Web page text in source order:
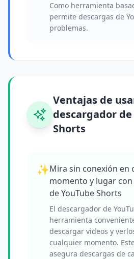
Como herramienta
permite descargas de
problemas.
Ventajas de
descargador de
Shorts
✨Mira sin conexión en
momento y lugar
de YouTube Shorts
El descargador de
herramienta
descargar videos y
cualquier momento.
asegura descargas de